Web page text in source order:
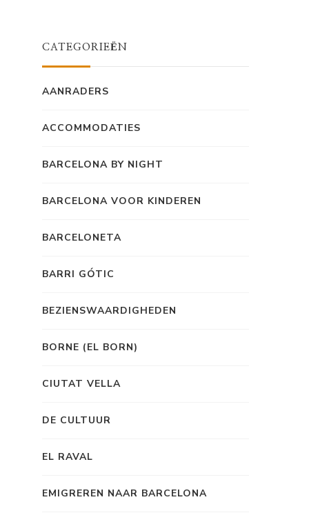
CATEGORIEËN
AANRADERS
ACCOMMODATIES
BARCELONA BY NIGHT
BARCELONA VOOR KINDEREN
BARCELONETA
BARRI GÓTIC
BEZIENSWAARDIGHEDEN
BORNE (EL BORN)
CIUTAT VELLA
DE CULTUUR
EL RAVAL
EMIGREREN NAAR BARCELONA